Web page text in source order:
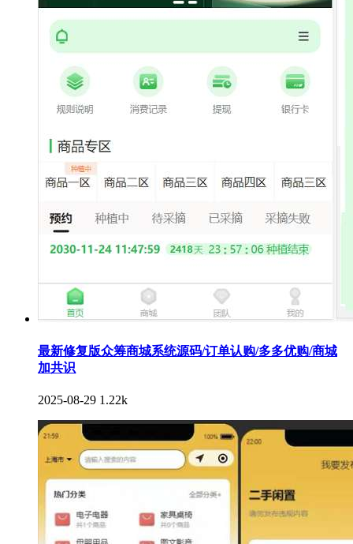
最新修复版众筹商城系统源码/订单认购/多多优购/商城
加共识
2025-08-29 1.22k